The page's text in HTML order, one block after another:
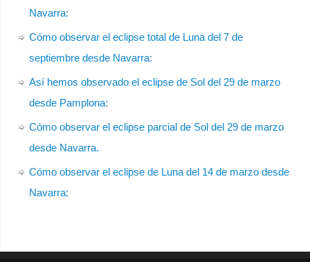
Navarra:
Cómo observar el eclipse total de Luna del 7 de
septiembre desde Navarra:
Así hemos observado el eclipse de Sol del 29 de marzo
desde Pamplona:
Cómo observar el eclipse parcial de Sol del 29 de marzo
desde Navarra.
Cómo observar el eclipse de Luna del 14 de marzo desde
Navarra: